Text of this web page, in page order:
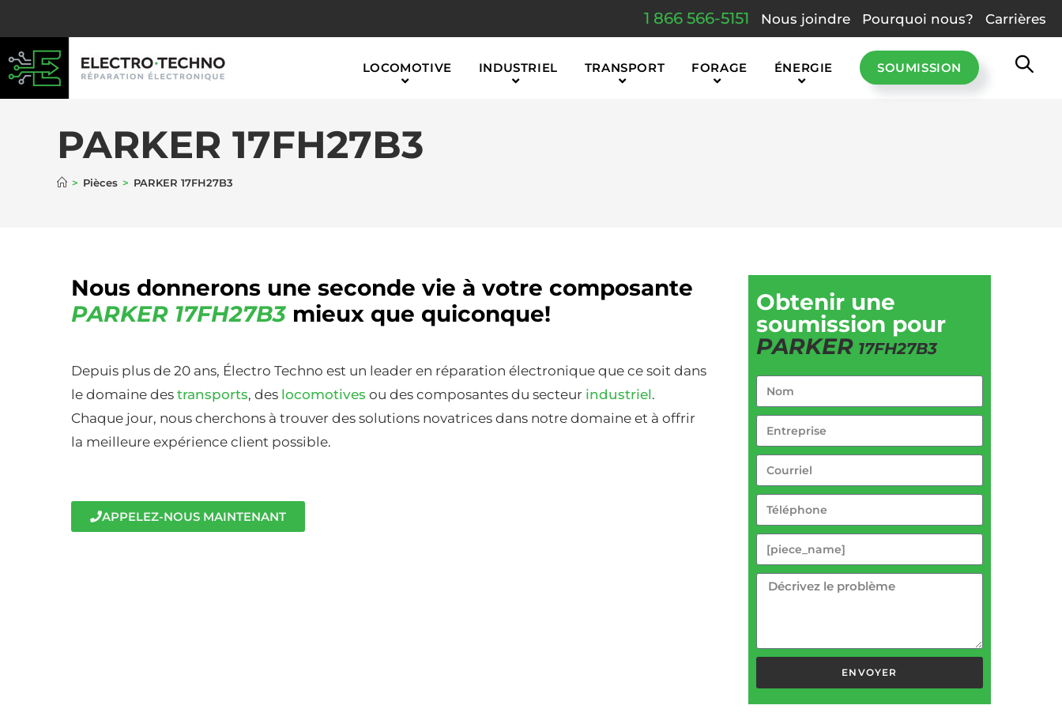
1 866 566-5151 Nous joindre Pourquoi nous? Carrières
LOCOMOTIVE INDUSTRIEL TRANSPORT FORAGE ÉNERGIE SOUMISSION
PARKER 17FH27B3
> Pièces > PARKER 17FH27B3
Nous donnerons une seconde vie à votre composante
PARKER 17FH27B3 mieux que quiconque!
Depuis plus de 20 ans, Électro Techno est un leader en réparation électronique que ce soit dans
le domaine des transports, des locomotives ou des composantes du secteur industriel.
Chaque jour, nous cherchons à trouver des solutions novatrices dans notre domaine et à offrir
la meilleure expérience client possible.
APPELEZ-NOUS MAINTENANT
Obtenir une
soumission pour
PARKER17FH27B3
ENVOYER